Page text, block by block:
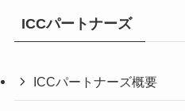
ICCパートナーズ
ICCパートナーズ概要